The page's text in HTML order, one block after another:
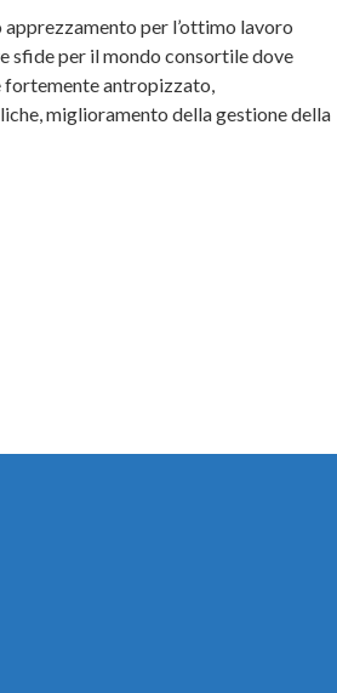
apprezzamento per l’ottimo lavoro
sfide per il mondo consortile dove
fortemente antropizzato,
miglioramento della gestione della